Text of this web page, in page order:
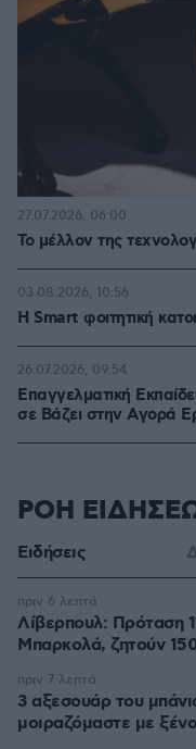
Το μέλλον της
27.07.2026, 06:00
Η Smart φοιτητική
03.08.2026, 10:56
Επαγγελματική
σε Bάζει στην Aγορά
26.07.2026, 09:54
ΡΟΗ
Ειδήσεις
Λίβερπουλ: Πρόταση
Μπαρκολά, ζητούν
πριν 6 λεπτά
3 αξεσουάρ του
μοιραζόμαστε με
πριν 7 λεπτά